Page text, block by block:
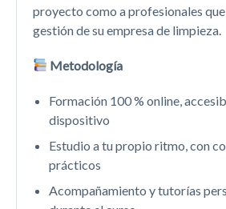
proyecto como a profesionales
gestión de su empresa de limpieza.
Metodología
Formación 100 % online,
dispositivo
Estudio a tu propio ritmo, con
prácticos
Acompañamiento y tutorías